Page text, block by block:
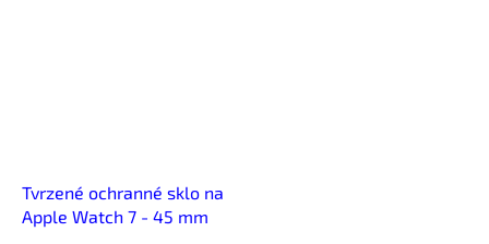
Tvrzené ochranné sklo na
Apple Watch 7 - 45 mm